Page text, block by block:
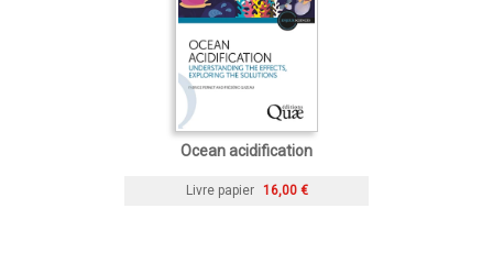
Ocean acidification
Livre papier 16,00 €